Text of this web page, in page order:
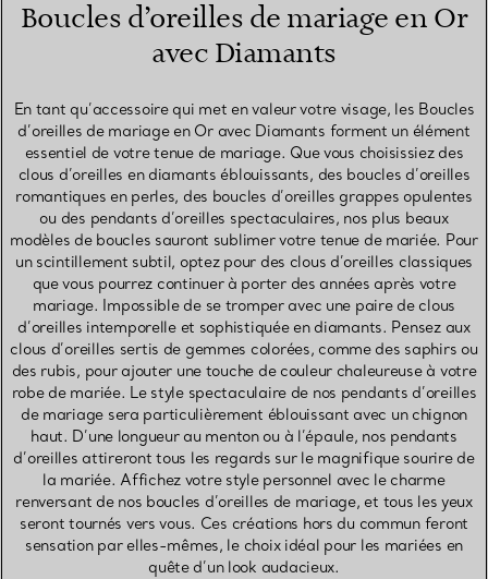
Boucles d’oreilles de mariage en Or
avec Diamants
En tant qu’accessoire qui met en valeur votre visage, les Boucles
d’oreilles de mariage en Or avec Diamants forment un élément
essentiel de votre tenue de mariage. Que vous choisissiez des
clous d’oreilles en diamants éblouissants, des boucles d’oreilles
romantiques en perles, des boucles d’oreilles grappes opulentes
ou des pendants d’oreilles spectaculaires, nos plus beaux
modèles de boucles sauront sublimer votre tenue de mariée. Pour
un scintillement subtil, optez pour des clous d’oreilles classiques
que vous pourrez continuer à porter des années après votre
mariage. Impossible de se tromper avec une paire de clous
d’oreilles intemporelle et sophistiquée en diamants. Pensez aux
clous d’oreilles sertis de gemmes colorées, comme des saphirs ou
des rubis, pour ajouter une touche de couleur chaleureuse à votre
robe de mariée. Le style spectaculaire de nos pendants d’oreilles
de mariage sera particulièrement éblouissant avec un chignon
haut. D’une longueur au menton ou à l’épaule, nos pendants
d’oreilles attireront tous les regards sur le magnifique sourire de
la mariée. Affichez votre style personnel avec le charme
renversant de nos boucles d’oreilles de mariage, et tous les yeux
seront tournés vers vous. Ces créations hors du commun feront
sensation par elles-mêmes, le choix idéal pour les mariées en
quête d’un look audacieux.